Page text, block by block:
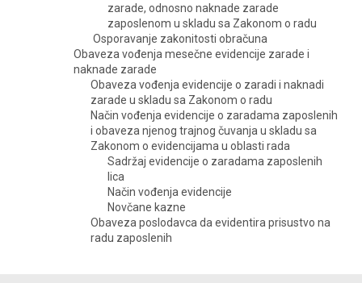
zarade, odnosno naknade zarade
zaposlenom u skladu sa Zakonom o radu
Osporavanje zakonitosti obračuna
Obaveza vođenja mesečne evidencije zarade i
naknade zarade
Obaveza vođenja evidencije o zaradi i naknadi
zarade u skladu sa Zakonom o radu
Način vođenja evidencije o zaradama zaposlenih
i obaveza njenog trajnog čuvanja u skladu sa
Zakonom o evidencijama u oblasti rada
Sadržaj evidencije o zaradama zaposlenih
lica
Način vođenja evidencije
Novčane kazne
Obaveza poslodavca da evidentira prisustvo na
radu zaposlenih